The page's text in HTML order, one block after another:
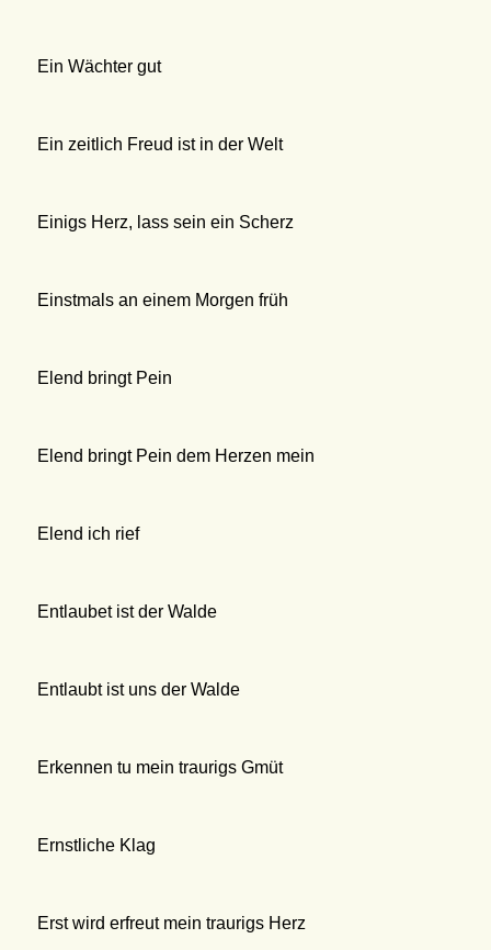
Ein Wächter gut
Ein zeitlich Freud ist in der Welt
Einigs Herz, lass sein ein Scherz
Einstmals an einem Morgen früh
Elend bringt Pein
Elend bringt Pein dem Herzen mein
Elend ich rief
Entlaubet ist der Walde
Entlaubt ist uns der Walde
Erkennen tu mein traurigs Gmüt
Ernstliche Klag
Erst wird erfreut mein traurigs Herz